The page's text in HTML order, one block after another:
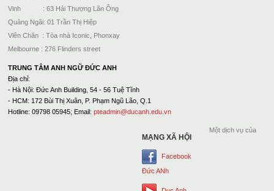
Vinh : 63 Hải Thượng Lãn Ông
Quảng Ngãi: 01 Trần Thị Hiệp
Viên Chăn : Tòa nhà Iconic, Phonxay
Melbourne : 276 Flinders street
TRUNG TÂM ANH NGỮ ĐỨC ANH
Địa chỉ:
- Hà Nội: Đức Anh Building, 54 - 56 Tuệ Tĩnh
- HCM: 172 Bùi Thị Xuân, P. Phạm Ngũ Lão, Q.1
Hotline: 09798 05945; Email: pteadmin@ducanh.edu.vn
MẠNG XÃ HỘI
Facebook
Đức ANh
Một dịch vụ của